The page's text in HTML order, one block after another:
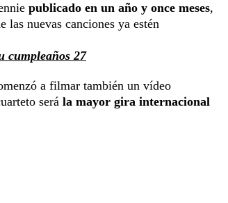
publicado en un año y once meses,
las nuevas canciones ya estén
cumpleaños 27
a filmar también un vídeo
será la mayor gira internacional